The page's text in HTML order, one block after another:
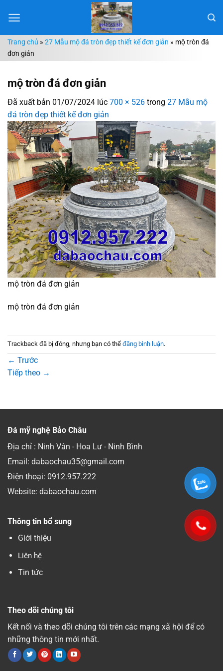
đến
dungTrang chủ » 27 Mẫu mộ đá tròn đẹp thiết kế đơn giản » mộ tròn đá
đơn giản
mộ tròn đá đơn giản
Đã xuất bản 01/07/2024 lúc 700 × 526 trong 27 Mẫu mộ
đá tròn đẹp thiết kế đơn giản
mộ tròn đá đơn giản
mộ tròn đá đơn giản
Trackback đã bị đóng, nhưng bạn có thể đăng bình luận.
← Trước
Tiếp theo →
Đá mỹ nghệ Bảo Châu
Địa chỉ : Ninh Vân - Hoa Lư - Ninh Bình
Email: dabaochau35@gmail.com
Điện thoại: 0912.957.222
Website: dabaochau.com
Thông tin bổ sung
Giới thiệu
Liên hệ
Tin tức
Theo dõi chúng tôi
Kết nối và theo dõi chúng tôi trên các mạng xã hội để có
những thông tin mới nhất.